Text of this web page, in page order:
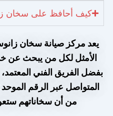
كيف أحافظ على سخان
يعد مركز صيانة سخان
الأمثل لكل من يبحث عن
بفضل الفريق الفني المعتمد،
من أن سخاناتهم